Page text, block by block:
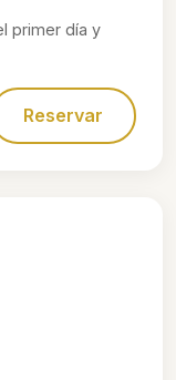
primer día y
Reservar